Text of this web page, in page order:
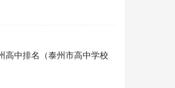
高中排名（泰州市高中学校